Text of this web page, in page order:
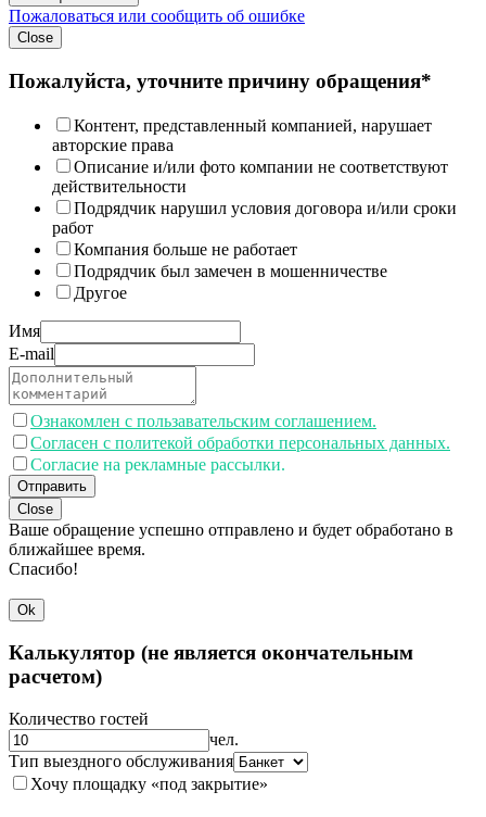
Пожаловаться или сообщить об ошибке
Close
Пожалуйста, уточните причину обращения*
Контент, представленный компанией, нарушает
авторские права
Описание и/или фото компании не соответствуют
действительности
Подрядчик нарушил условия договора и/или сроки
работ
Компания больше не работает
Подрядчик был замечен в мошенничестве
Другое
Имя
E-mail
Ознакомлен с пользавательским соглашением.
Согласен с политекой обработки персональных данных.
Согласие на рекламные рассылки.
Отправить
Close
Ваше обращение успешно отправлено и будет обработано в
ближайшее время.
Спасибо!
Ok
Калькулятор (не является окончательным
расчетом)
Количество гостей
чел.
Тип выездного обслуживания
Хочу площадку «под закрытие»